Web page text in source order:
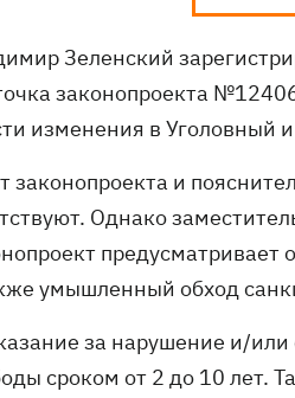
Зеленский
законопроекта
изменения в Уголовный
законопроекта и
Однако
умышленный обход
за нарушение и/
сроком от 2 до 10 лет.